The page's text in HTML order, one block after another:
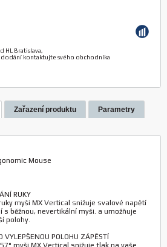
HL Bratislava,
dodání kontaktujte svého obchodníka
Zařazení produktu Parametry
Mouse
RUKY
myši MX Vertical snižuje svalové napětí
s běžnou, nevertikální myši. a umožňuje
polohy.
VYLEPŠENOU POLOHU ZÁPĚSTÍ
myši MX Vertical snižuje tlak na vaše